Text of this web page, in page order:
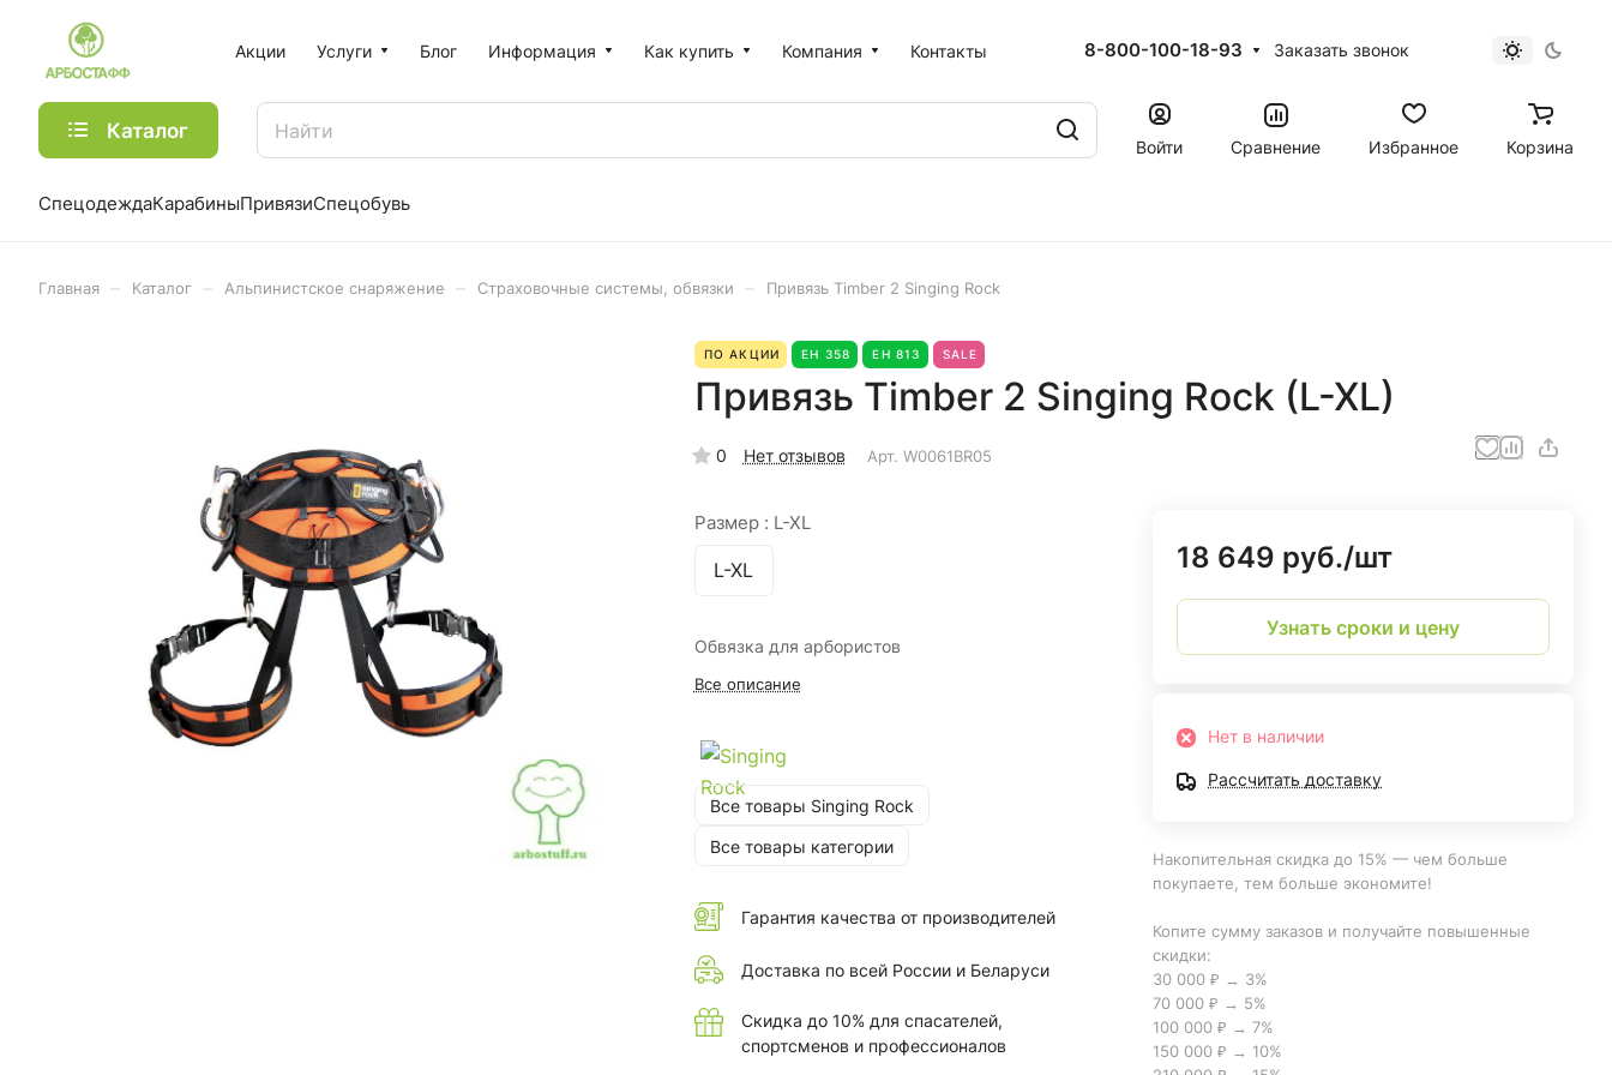
Акции Услуги Блог Информация Как купить Компания Контакты 8-800-100-18-93 Заказать звонок
Каталог
Войти Сравнение Избранное Корзина
СпецодеждаКарабиныПривязиСпецобувь
Главная Каталог Альпинистское снаряжение Страховочные системы, обвязки Привязь Timber 2 Singing Rock
ПО АКЦИИ ЕН 358 ЕН 813 SALE
Привязь Timber 2 Singing Rock (L-XL)
0 Нет отзывов Арт. W0061BR05
Размер : L-XL
L-XL
Обвязка для арбористов
Все описание
Все товары Singing Rock
Все товары категории
Гарантия качества от производителей
Доставка по всей России и Беларуси
Скидка до 10% для спасателей,
спортсменов и профессионалов
18 649 руб./шт
Узнать сроки и цену
Нет в наличии
Рассчитать доставку
Накопительная скидка до 15% — чем больше
покупаете, тем больше экономите!
Копите сумму заказов и получайте повышенные
скидки:
30 000 ₽ → 3%
70 000 ₽ → 5%
100 000 ₽ → 7%
150 000 ₽ → 10%